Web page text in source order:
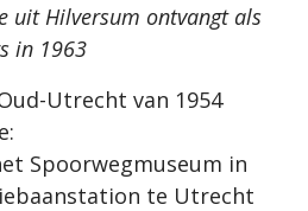
uit Hilversum ontvangt als
in 1963
Utrecht van 1954
Spoorwegmuseum in
te Utrecht